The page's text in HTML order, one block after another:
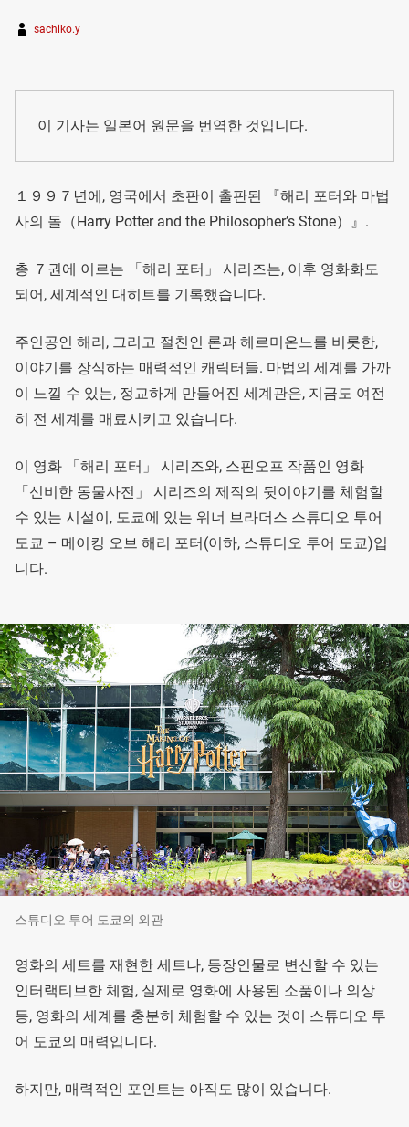
sachiko.y
이 기사는 일본어 원문을 번역한 것입니다.
１９９７년에, 영국에서 초판이 출판된 『해리 포터와 마법
사의 돌（Harry Potter and the Philosopher’s Stone）』.
총 ７권에 이르는 「해리 포터」 시리즈는, 이후 영화화도
되어, 세계적인 대히트를 기록했습니다.
주인공인 해리, 그리고 절친인 론과 헤르미온느를 비롯한,
이야기를 장식하는 매력적인 캐릭터들. 마법의 세계를 가까
이 느낄 수 있는, 정교하게 만들어진 세계관은, 지금도 여전
히 전 세계를 매료시키고 있습니다.
이 영화 「해리 포터」 시리즈와, 스핀오프 작품인 영화
「신비한 동물사전」 시리즈의 제작의 뒷이야기를 체험할
수 있는 시설이, 도쿄에 있는 워너 브라더스 스튜디오 투어
도쿄 – 메이킹 오브 해리 포터(이하, 스튜디오 투어 도쿄)입
니다.
스튜디오 투어 도쿄의 외관
영화의 세트를 재현한 세트나, 등장인물로 변신할 수 있는
인터랙티브한 체험, 실제로 영화에 사용된 소품이나 의상
등, 영화의 세계를 충분히 체험할 수 있는 것이 스튜디오 투
어 도쿄의 매력입니다.
하지만, 매력적인 포인트는 아직도 많이 있습니다.